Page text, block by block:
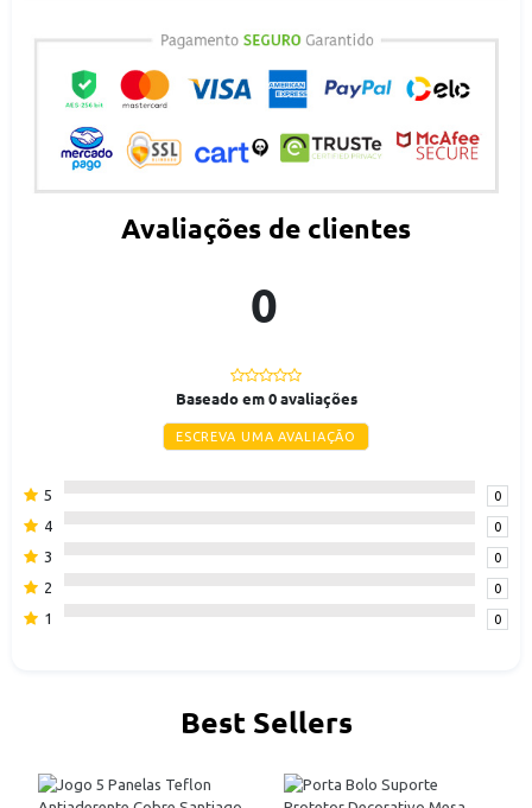
Avaliações de clientes
0
Baseado em 0 avaliações
ESCREVA UMA AVALIAÇÃO
5 0
4 0
3 0
2 0
1 0
Best Sellers